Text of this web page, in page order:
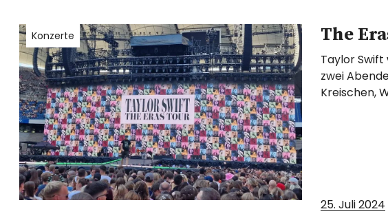
Konzerte The
Taylor Swift
zwei
Kreischen,
25. Juli 2024